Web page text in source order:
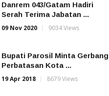
Danrem 043/Gatam Hadiri
Serah Terima Jabatan ...
09 Nov 2020
9034 Views
Bupati Parosil Minta Gerbang
Perbatasan Kota ...
19 Apr 2018
8679 Views